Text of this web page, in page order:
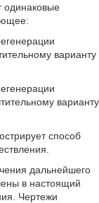
одинаковые
варианту
варианту
способ
дальнейшего
в настоящий
Чертежи